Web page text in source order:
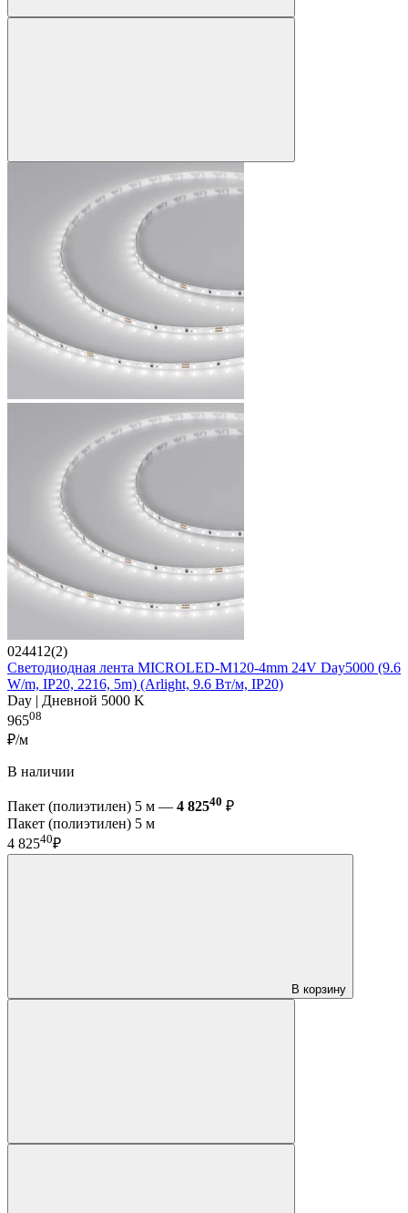
024412(2)
Светодиодная лента MICROLED-M120-4mm 24V Day5000 (9.6
W/m, IP20, 2216, 5m) (Arlight, 9.6 Вт/м, IP20)
Day | Дневной 5000 K
96508
₽/м
В наличии
Пакет (полиэтилен) 5 м — 4 82540 ₽
Пакет (полиэтилен) 5 м
4 82540₽
В корзину